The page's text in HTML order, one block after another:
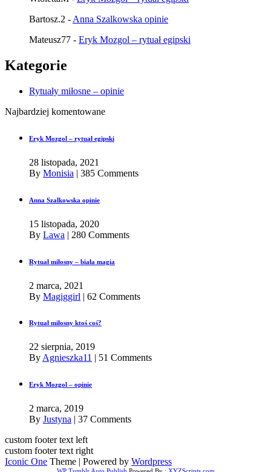
Bartosz.2 - Anna Szalkowska opinie
Mateusz77 - Eryk Mozgol – rytuał egipski
Kategorie
Rytuały miłosne – opinie
Najbardziej komentowane
Eryk Mozgol – rytuał egipski
28 listopada, 2021
By Monisia | 385 Comments
Anna Szalkowska opinie
15 listopada, 2020
By Lawa | 280 Comments
Rytuał miłosny – biała magia
2 marca, 2021
By Magiggirl | 62 Comments
Rytuał miłosny ktoś coś?
22 sierpnia, 2019
ByAgnieszka11 | 51 Comments
Eryk Mozgol – opinie
2 marca, 2019
By Justyna | 37 Comments
custom footer text left
custom footer text right
Iconic One Theme | Powered by Wordpress